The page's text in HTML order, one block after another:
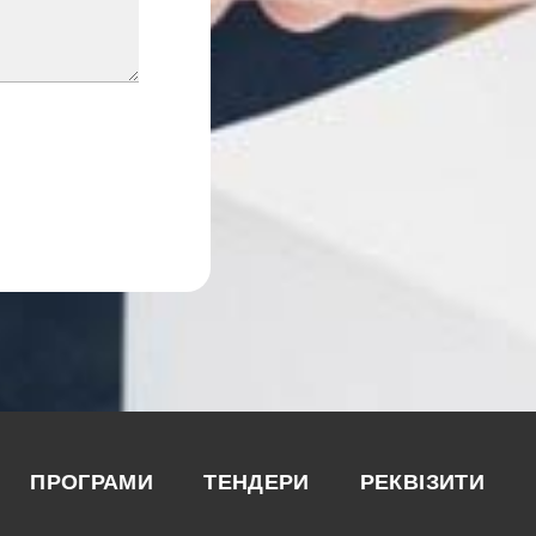
ПРОГРАМИ ТЕНДЕРИ РЕКВІЗИТИ